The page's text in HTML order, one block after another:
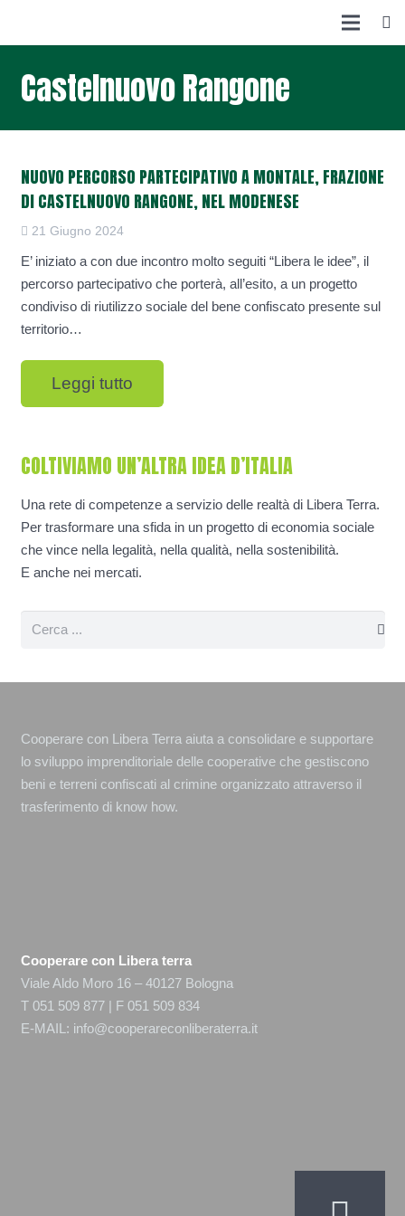
Castelnuovo Rangone
NUOVO PERCORSO PARTECIPATIVO A MONTALE, FRAZIONE
DI CASTELNUOVO RANGONE, NEL MODENESE
21 Giugno 2024
E’ iniziato a con due incontro molto seguiti “Libera le idee”, il
percorso partecipativo che porterà, all’esito, a un progetto
condiviso di riutilizzo sociale del bene confiscato presente sul
territorio…
Leggi tutto
COLTIVIAMO UN’ALTRA IDEA D’ITALIA
Una rete di competenze a servizio delle realtà di Libera Terra.
Per trasformare una sfida in un progetto di economia sociale
che vince nella legalità, nella qualità, nella sostenibilità.
E anche nei mercati.
Cooperare con Libera Terra aiuta a consolidare e supportare
lo sviluppo imprenditoriale delle cooperative che gestiscono
beni e terreni confiscati al crimine organizzato attraverso il
trasferimento di know how.
Cooperare con Libera terra
Viale Aldo Moro 16 – 40127 Bologna
T 051 509 877 | F 051 509 834
E-MAIL: info@cooperareconliberaterra.it